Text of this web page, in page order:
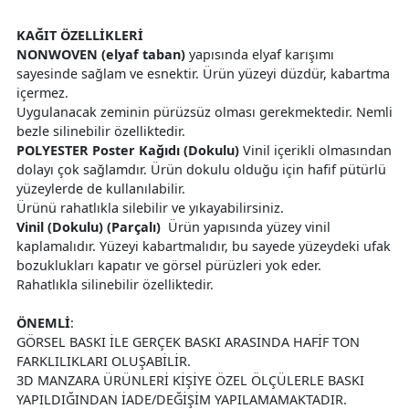
KAĞIT ÖZELLİKLERİ
NONWOVEN (elyaf taban) yapısında elyaf karışımı
sayesinde sağlam ve esnektir. Ürün yüzeyi düzdür, kabartma
içermez.
Uygulanacak zeminin pürüzsüz olması gerekmektedir. Nemli
bezle silinebilir özelliktedir.
POLYESTER Poster Kağıdı (Dokulu) Vinil içerikli olmasından
dolayı çok sağlamdır. Ürün dokulu olduğu için hafif pütürlü
yüzeylerde de kullanılabilir.
Ürünü rahatlıkla silebilir ve yıkayabilirsiniz.
Vinil (Dokulu) (Parçalı) Ürün yapısında yüzey vinil
kaplamalıdır. Yüzeyi kabartmalıdır, bu sayede yüzeydeki ufak
bozuklukları kapatır ve görsel pürüzleri yok eder.
Rahatlıkla silinebilir özelliktedir.
ÖNEMLİ:
GÖRSEL BASKI İLE GERÇEK BASKI ARASINDA HAFİF TON
FARKLILIKLARI OLUŞABİLİR.
3D MANZARA ÜRÜNLERİ KİŞİYE ÖZEL ÖLÇÜLERLE BASKI
YAPILDIĞINDAN İADE/DEĞİŞİM YAPILAMAMAKTADIR.